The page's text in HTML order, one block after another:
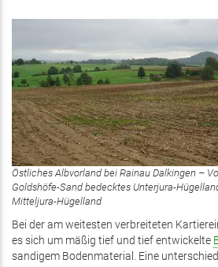
Östliches Albvorland bei Rainau Dalkingen –
Goldshöfe-Sand bedecktes Unterjura-
Mitteljura-Hügelland
Bei der am weitesten verbreiteten
es sich um mäßig tief und tief entwickelte
sandigem Bodenmaterial. Eine